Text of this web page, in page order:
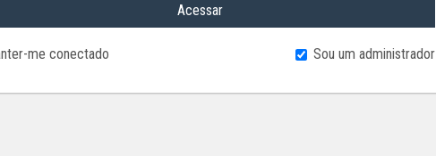
Acessar
me conectado Sou um administrador